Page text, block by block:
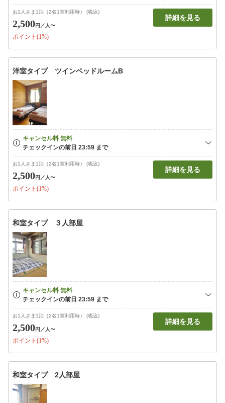
お1人さま1泊（2名1室利用時） (税込)
2,500円 ／人〜
ポイント(1%)
詳細を見る
洋室タイプ ツインベッドルームB
お1人さま1泊（2名1室利用時） (税込)
2,500円 ／人〜
ポイント(1%)
詳細を見る
和室タイプ ３人部屋
お1人さま1泊（2名1室利用時） (税込)
2,500円 ／人〜
ポイント(1%)
詳細を見る
和室タイプ 2人部屋